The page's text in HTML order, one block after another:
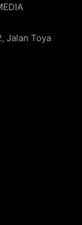
Jalan Toya